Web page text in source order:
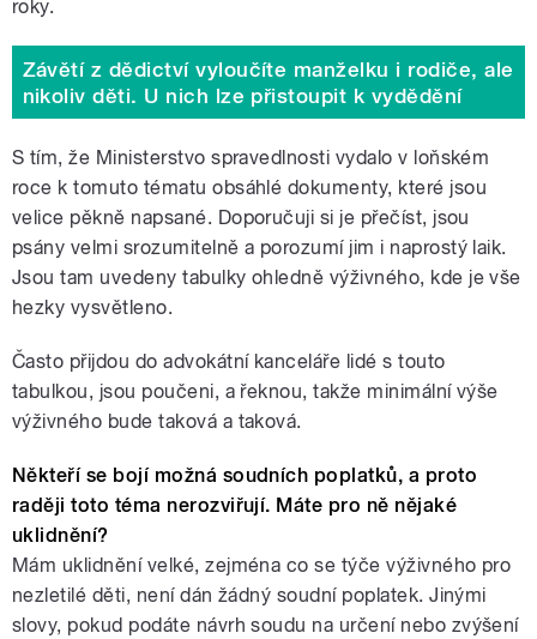
roky.
Závětí z dědictví vyloučíte manželku i rodiče, ale
nikoliv děti. U nich lze přistoupit k vydědění
S tím, že Ministerstvo spravedlnosti vydalo v loňském
roce k tomuto tématu obsáhlé dokumenty, které jsou
velice pěkně napsané. Doporučuji si je přečíst, jsou
psány velmi srozumitelně a porozumí jim i naprostý laik.
Jsou tam uvedeny tabulky ohledně výživného, kde je vše
hezky vysvětleno.
Často přijdou do advokátní kanceláře lidé s touto
tabulkou, jsou poučeni, a řeknou, takže minimální výše
výživného bude taková a taková.
Někteří se bojí možná soudních poplatků, a proto
raději toto téma nerozviřují. Máte pro ně nějaké
uklidnění?
Mám uklidnění velké, zejména co se týče výživného pro
nezletilé děti, není dán žádný soudní poplatek. Jinými
slovy, pokud podáte návrh soudu na určení nebo zvýšení